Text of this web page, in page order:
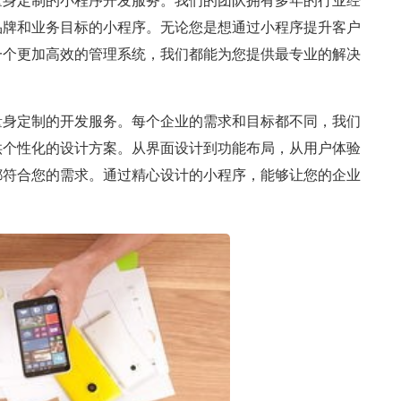
和业务目标的小程序。无论您是想通过小程序提升客户
更加高效的管理系统，我们都能为您提供最专业的解决
定制的开发服务。每个企业的需求和目标都不同，我们
性化的设计方案。从界面设计到功能布局，从用户体验
合您的需求。通过精心设计的小程序，能够让您的企业